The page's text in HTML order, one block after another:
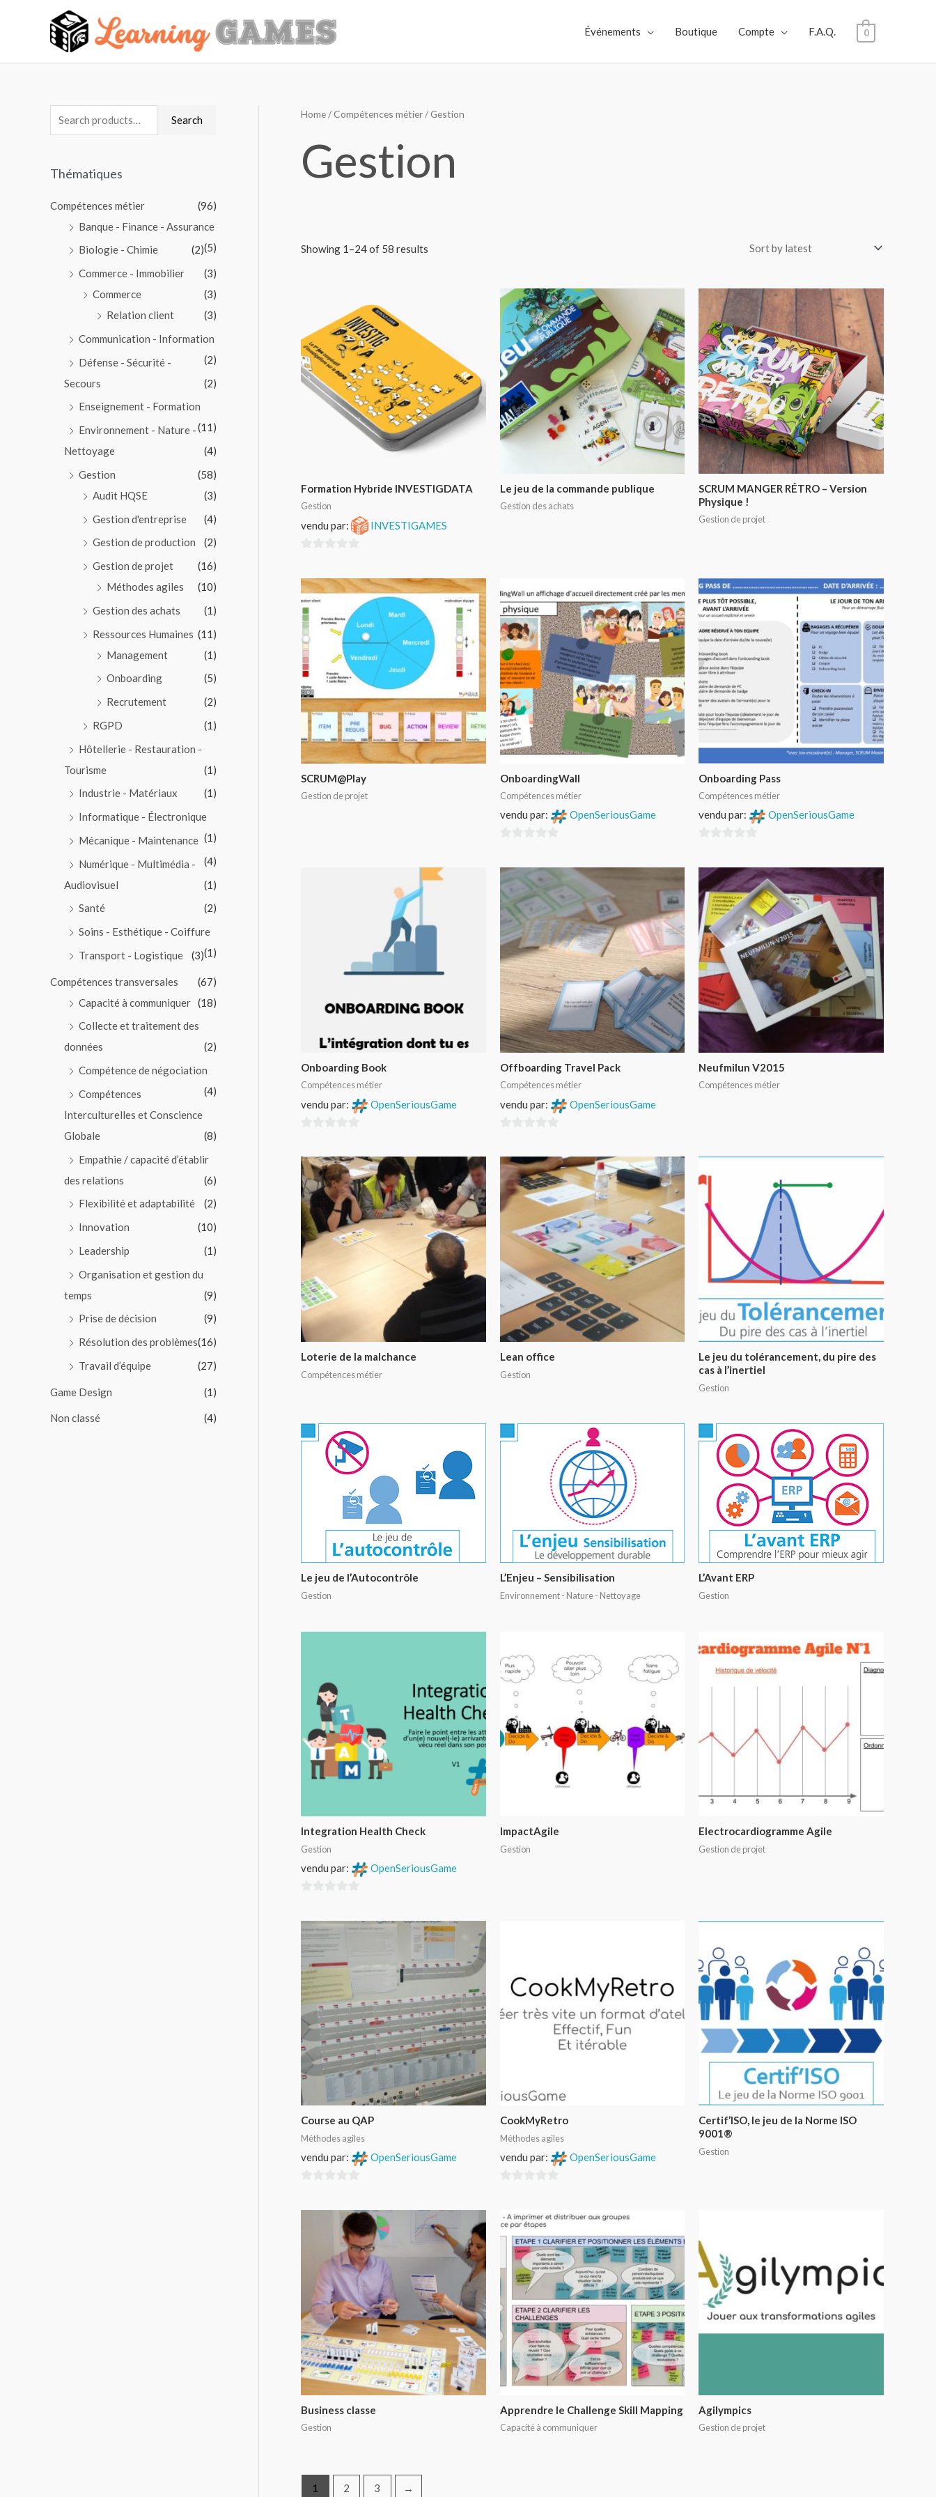
Événements Boutique Compte F.A.Q. 0
Search
Thématiques
Compétences métier
(96)
Banque - Finance - Assurance
(5)
Biologie - Chimie
(2)
Commerce - Immobilier
(3)
Commerce
(3)
Relation client
(3)
Communication - Information
(2)
Défense - Sécurité -
Secours
(2)
Enseignement - Formation
(11)
Environnement - Nature -
Nettoyage
(4)
Gestion
(58)
Audit HQSE
(3)
Gestion d'entreprise
(4)
Gestion de production
(2)
Gestion de projet
(16)
Méthodes agiles
(10)
Gestion des achats
(1)
Ressources Humaines (11)
Management
(1)
Onboarding
(5)
Recrutement
(2)
RGPD
(1)
Hôtellerie - Restauration -
Tourisme
(1)
Industrie - Matériaux
(1)
Informatique - Électronique
(1)
Mécanique - Maintenance
(4)
Numérique - Multimédia -
Audiovisuel
(1)
Santé
(2)
Soins - Esthétique - Coiffure
(1)
Transport - Logistique (3)
Compétences transversales
(67)
Capacité à communiquer (18)
Collecte et traitement des
données
(2)
Compétence de négociation
(4)
Compétences
Interculturelles et Conscience
Globale
(8)
Empathie / capacité d’établir
des relations
(6)
Flexibilité et adaptabilité
(2)
Innovation
(10)
Leadership
(1)
Organisation et gestion du
temps
(9)
Prise de décision
(9)
Résolution des problèmes(16)
Travail d’équipe
(27)
Game Design (1)
Non classé (4)
Home/Compétences métier/ Gestion
Gestion
Showing 1–24 of 58 results
Formation Hybride INVESTIGDATA
Gestion
vendu par: INVESTIGAMES
5
Le jeu de la commande publique
Gestion des achats
SCRUM MANGER RÉTRO – Version
Physique !
Gestion de projet
SCRUM@Play
Gestion de projet
OnboardingWall
Compétences métier
vendu par: OpenSeriousGame
5
Onboarding Pass
Compétences métier
vendu par: OpenSeriousGame
5
Onboarding Book
Compétences métier
vendu par: OpenSeriousGame
sur
5
Offboarding Travel Pack
Compétences métier
vendu par: OpenSeriousGame
sur
5
Neufmilun V2015
Compétences métier
Loterie de la malchance
Compétences métier
Lean office
Gestion
Le jeu du tolérancement, du pire des
cas à l’inertiel
Gestion
Le jeu de l’Autocontrôle
Gestion
L’Enjeu – Sensibilisation
Environnement - Nature - Nettoyage
L’Avant ERP
Gestion
Integration Health Check
Gestion
vendu par: OpenSeriousGame
ImpactAgile
Gestion
Electrocardiogramme Agile
Gestion de projet
Course au QAP
Méthodes agiles
vendu par: OpenSeriousGame
CookMyRetro
Méthodes agiles
vendu par: OpenSeriousGame
5
Certif’ISO, le jeu de la Norme ISO
9001®
Gestion
Business classe
Gestion
Apprendre le Challenge Skill Mapping
Capacité à communiquer
Agilympics
Gestion de projet
1 2 3 →